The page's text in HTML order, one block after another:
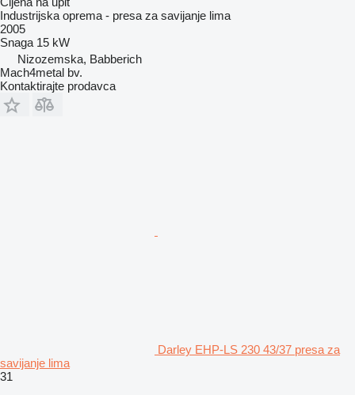
Industrijska oprema - presa za savijanje lima
2005
Snaga 15 kW
Nizozemska, Babberich
Mach4metal bv.
Kontaktirajte prodavca
Darley EHP-LS 230 43/37 presa za
savijanje lima
31